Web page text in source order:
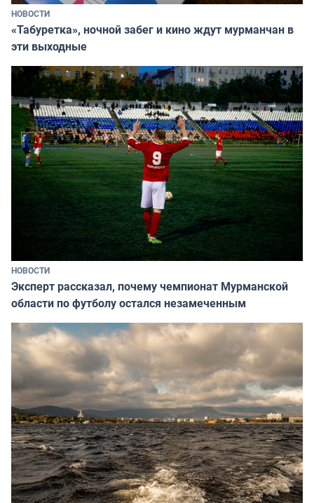
НОВОСТИ
«Табуретка», ночной забег и кино ждут мурманчан в
эти выходные
НОВОСТИ
Эксперт рассказал, почему чемпионат Мурманской
области по футболу остался незамеченным